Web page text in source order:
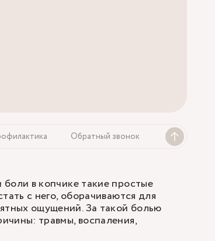
Обратный звонок
боли в копчике такие простые
с него, оборачиваются для
ощущений. За такой болью
травмы, воспаления,